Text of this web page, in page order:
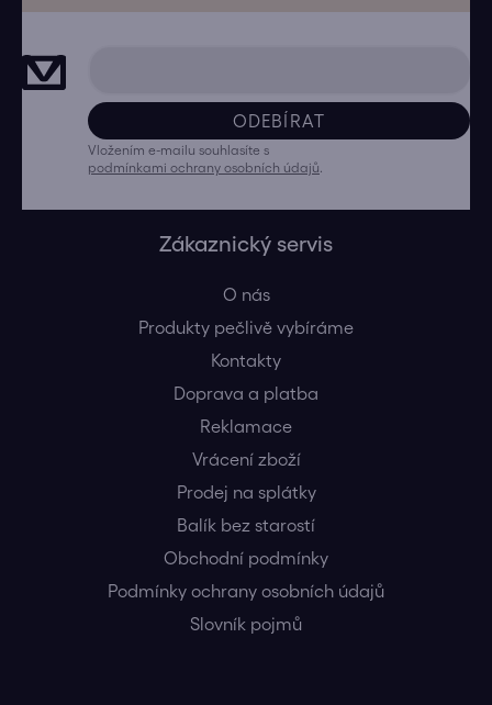
ODEBÍRAT
Vložením e-mailu souhlasíte s
podmínkami ochrany osobních údajů
Zákaznický servis
O nás
Produkty pečlivě vybíráme
Kontakty
Doprava a platba
Reklamace
Vrácení zboží
Prodej na splátky
Balík bez starostí
Obchodní podmínky
Podmínky ochrany osobních údajů
Slovník pojmů